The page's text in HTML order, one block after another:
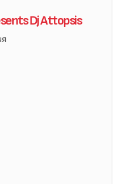
Dj Attopsis